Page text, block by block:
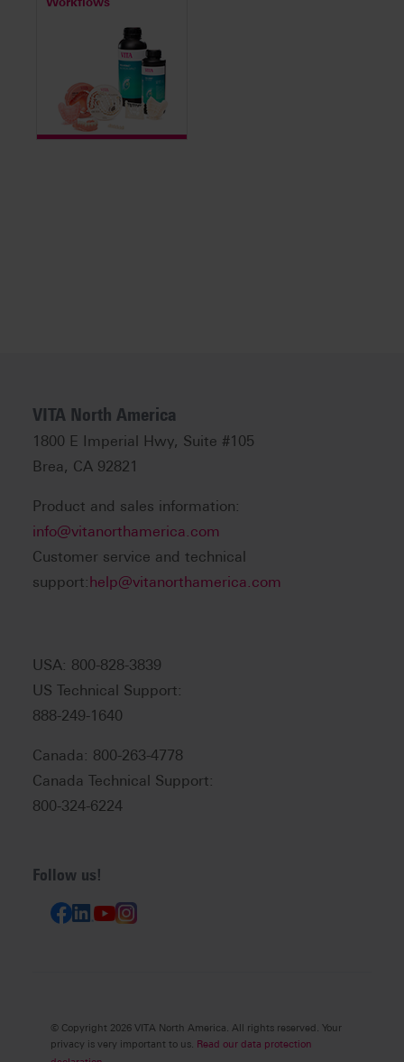
VITA North America
1800 E Imperial Hwy, Suite #105
Brea, CA 92821
Product and sales information:
info@vitanorthamerica.com
Customer service and technical
support: help@vitanorthamerica.com
USA: 800-828-3839
US Technical Support:
888-249-1640
Canada: 800-263-4778
Canada Technical Support:
800-324-6224
Follow us!
© Copyright 2026 VITA North America. All rights reserved. Your
privacy is very important to us. Read our data protection